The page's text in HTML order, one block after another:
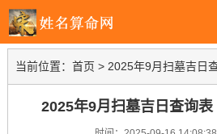
当前位置： 首页 > 2025年9月扫墓吉日
2025年9月扫墓吉日查询表